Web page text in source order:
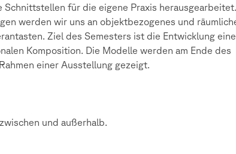
Schnittstellen für die eigene Praxis herausgearbeitet.
werden wir uns an objektbezogenes und
Ziel des Semesters ist die Entwicklung
Komposition. Die Modelle werden am Ende des
einer Ausstellung gezeigt.
und außerhalb.